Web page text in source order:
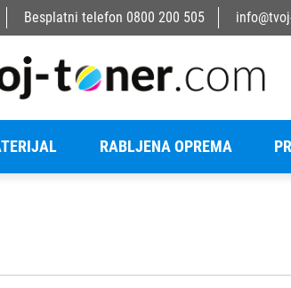
Besplatni telefon 0800 200 505
RABLJENA OPREMA